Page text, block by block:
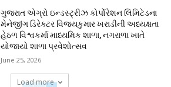
ગુજરાત એગ્રો ઇન્ડસ્ટ્રીઝ કોર્પોરેશન લિમિટેડના
મેનેજીંગ ડિરેક્ટર વિજયકુમાર ખરાડીની અધ્યક્ષતા
હેઠળ વિશ્વકર્મા માધ્યમિક શાળા, નગરાળા ખાતે
યોજાયો શાળા પ્રવેશોત્સવ
June 25, 2026
Load more